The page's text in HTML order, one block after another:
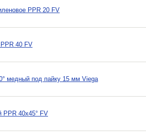
PPR 20 FV
40 FV
медный под пайку 15 мм Viega
PPR 40х45° FV